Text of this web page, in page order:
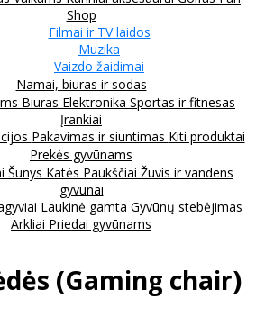
Shop
Filmai ir TV laidos
Muzika
Vaizdo žaidimai
Namai, biuras ir sodas
Biuras Elektronika Sportas ir fitnesas
Įrankiai
Pakavimas ir siuntimas Kiti produktai
Prekės gyvūnams
Šunys Katės Paukščiai Žuvis ir vandens
gyvūnai
Laukinė gamta Gyvūnų stebėjimas
Arkliai Priedai gyvūnams
(Gaming chair)